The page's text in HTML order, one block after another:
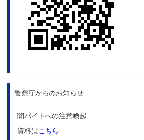
警察庁からのお知らせ
闇バイトへの注意喚起
資料はこちら